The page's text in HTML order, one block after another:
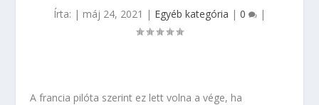
Írta: | máj 24, 2021 | Egyéb kategória | 0 |
A francia pilóta szerint ez lett volna a vége, ha